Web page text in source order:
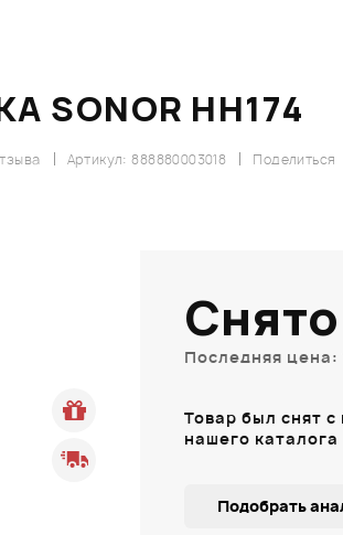
SONOR HH174
Поделиться
Артикул: 888880003018
Последняя цена:
Товар был снят
нашего каталога
Подобрать